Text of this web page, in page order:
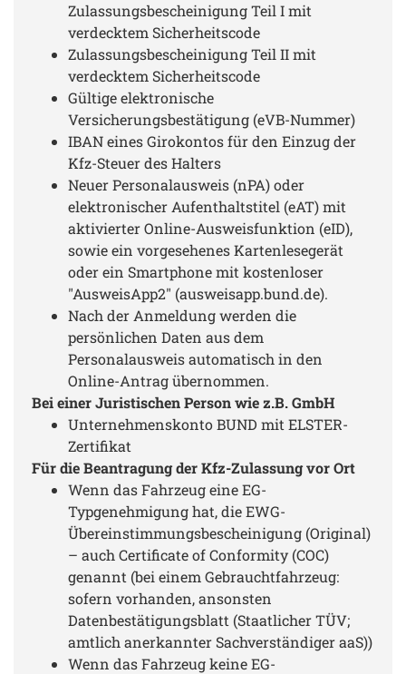
Zulassungsbescheinigung Teil I mit
verdecktem Sicherheitscode
Zulassungsbescheinigung Teil II mit
verdecktem Sicherheitscode
Gültige elektronische
Versicherungsbestätigung (eVB-Nummer)
IBAN eines Girokontos für den Einzug der
Kfz-Steuer des Halters
Neuer Personalausweis (nPA) oder
elektronischer Aufenthaltstitel (eAT) mit
aktivierter Online-Ausweisfunktion (eID),
sowie ein vorgesehenes Kartenlesegerät
oder ein Smartphone mit kostenloser
"AusweisApp2" (ausweisapp.bund.de).
Nach der Anmeldung werden die
persönlichen Daten aus dem
Personalausweis automatisch in den
Online-Antrag übernommen.
Bei einer Juristischen Person wie z.B. GmbH
Unternehmenskonto BUND mit ELSTER-
Zertifikat
Für die Beantragung der Kfz-Zulassung vor Ort
Wenn das Fahrzeug eine EG-
Typgenehmigung hat, die EWG-
Übereinstimmungsbescheinigung (Original)
– auch Certificate of Conformity (COC)
genannt (bei einem Gebrauchtfahrzeug:
sofern vorhanden, ansonsten
Datenbestätigungsblatt (Staatlicher TÜV;
amtlich anerkannter Sachverständiger aaS))
Wenn das Fahrzeug keine EG-